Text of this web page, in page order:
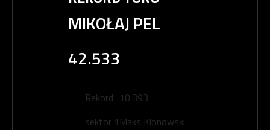
MIKOŁAJ PEL
42.533
Rekord
sektor 1
10.393
Maks Klonowski